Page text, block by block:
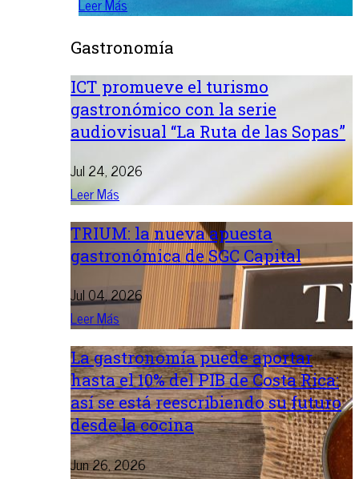
Gastronomía
ICT promueve el turismo
gastronómico con la serie
audiovisual “La Ruta de las Sopas”
Jul 24, 2026
Leer Más
TRIUM: la nueva apuesta
gastronómica de SGC Capital
Jul 04, 2026
Leer Más
La gastronomía puede aportar
hasta el 10% del PIB de Costa Rica:
así se está reescribiendo su futuro
desde la cocina
Jun 26, 2026